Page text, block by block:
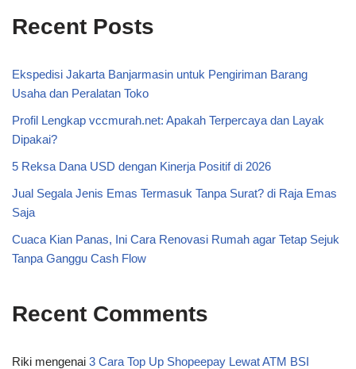
Recent Posts
Ekspedisi Jakarta Banjarmasin untuk Pengiriman Barang
Usaha dan Peralatan Toko
Profil Lengkap vccmurah.net: Apakah Terpercaya dan Layak
Dipakai?
5 Reksa Dana USD dengan Kinerja Positif di 2026
Jual Segala Jenis Emas Termasuk Tanpa Surat? di Raja Emas
Saja
Cuaca Kian Panas, Ini Cara Renovasi Rumah agar Tetap Sejuk
Tanpa Ganggu Cash Flow
Recent Comments
Riki mengenai 3 Cara Top Up Shopeepay Lewat ATM BSI